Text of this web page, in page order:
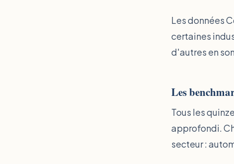
Les données
certaines
d'autres en
Les
Tous les
approfondi.
secteur :